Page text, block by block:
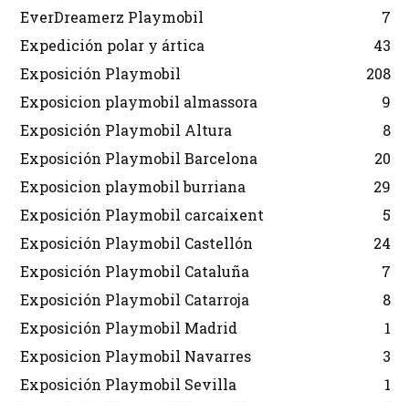
EverDreamerz Playmobil
7
Expedición polar y ártica
43
Exposición Playmobil
208
Exposicion playmobil almassora
9
Exposición Playmobil Altura
8
Exposición Playmobil Barcelona
20
Exposicion playmobil burriana
29
Exposición Playmobil carcaixent
5
Exposición Playmobil Castellón
24
Exposición Playmobil Cataluña
7
Exposición Playmobil Catarroja
8
Exposición Playmobil Madrid
1
Exposicion Playmobil Navarres
3
Exposición Playmobil Sevilla
1